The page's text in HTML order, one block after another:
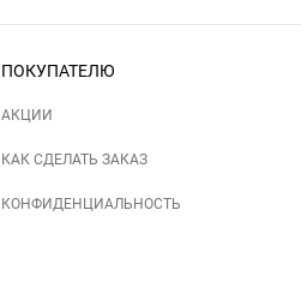
ПОКУПАТЕЛЮ
АКЦИИ
КАК СДЕЛАТЬ ЗАКАЗ
КОНФИДЕНЦИАЛЬНОСТЬ